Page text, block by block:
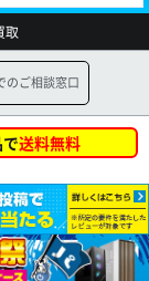
取
のご相談窓口
送料無料